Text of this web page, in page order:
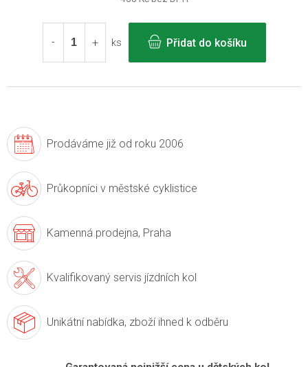
cena:
ks
Přidat do košíku
Prodáváme již od roku 2006
Průkopníci v městské cyklistice
Kamenná prodejna, Praha
Kvalifikovaný servis jízdních kol
Unikátní nabídka, zboží ihned k odběru